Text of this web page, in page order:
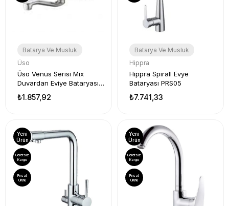
Batarya Ve Musluk
Üso
Üso Venüs Serisi Mix
Duvardan Eviye Bataryası
₺1.857,92
Batarya Ve Musluk
Hippra
Hippra Spirall Evye
Bataryası PRS05
₺7.741,33
Yeni
Ürün
Ücretsiz
Kargo
Fırsat
Ürünü
Yeni
Ürün
Ücretsiz
Kargo
Fırsat
Ürünü